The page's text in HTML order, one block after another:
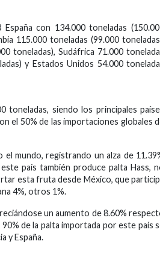
con 134.000 toneladas
115.000 toneladas (99.000
toneladas), Sudáfrica 71.000
y Estados Unidos 54.000
toneladas, siendo los principales
el 50% de las importaciones globales
mundo, registrando un alza de
país también produce palta Hass,
esta fruta desde México, que
4%, otros 1%.
un aumento de 8.60%
de la palta importada por este país
y España.